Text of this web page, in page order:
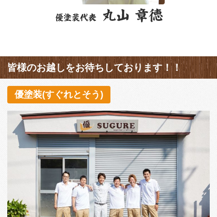
皆様のお越しをお待ちしております！！
優塗装(すぐれとそう)